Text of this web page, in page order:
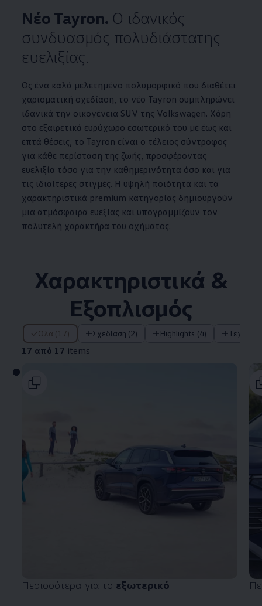
Νέο Tayron. Ο ιδανικός
συνδυασμός πολυδιάστατης
ευελιξίας.
Ως ένα καλά μελετημένο πολυμορφικό που διαθέτει
χαρισματική σχεδίαση, το νέο Tayron συμπληρώνει
ιδανικά την οικογένεια SUV της Volkswagen. Χάρη
στο εξαιρετικά ευρύχωρο εσωτερικό του με έως και
επτά θέσεις, το Tayron είναι ο τέλειος σύντροφος
για κάθε περίσταση της ζωής, προσφέροντας
ευελιξία τόσο για την καθημερινότητα όσο και για
τις ιδιαίτερες στιγμές. Η υψηλή ποιότητα και τα
χαρακτηριστικά premium κατηγορίας δημιουργούν
μια ατμόσφαι­ρα ευεξίας και υπογραμμίζουν τον
πολυτελή χαρακτήρα του οχήματος.
Χαρακτηριστικά &
Εξοπλισμός
Όλα (17) Σχεδίαση (2) Highlights (4)
17 από 17 items
17 από 17 items
Περισσότερα για το εξωτερικό